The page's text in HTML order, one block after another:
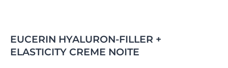
EUCERIN HYALURON-FILLER +
ELASTICITY CREME NOITE